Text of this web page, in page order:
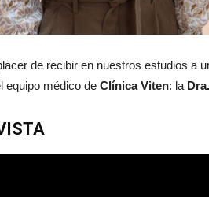
de recibir en nuestros estudios a
equipo médico de Clínica Viten: la